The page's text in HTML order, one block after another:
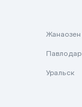
Жанаозен
Павлодар
Уральск